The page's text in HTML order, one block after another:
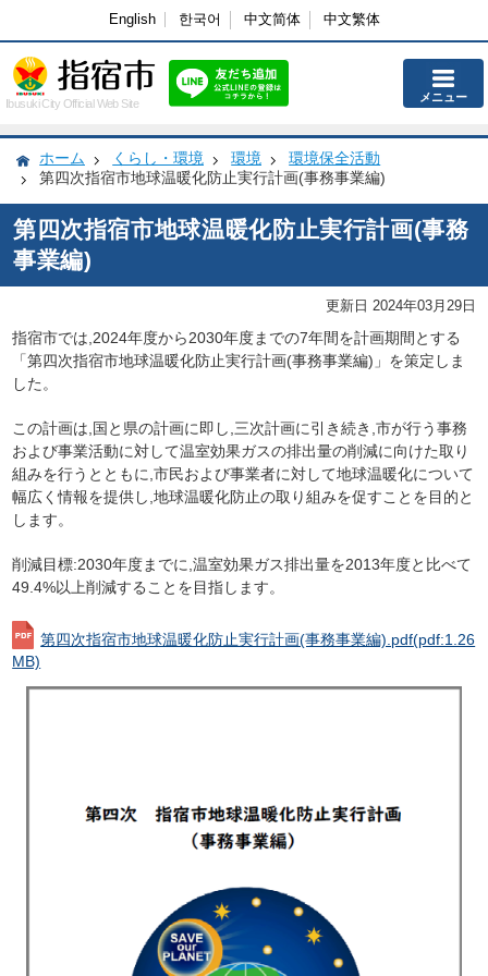
English 한국어 中文简体 中文繁体
Ibusuki City Official Web Site メニュー
ホーム くらし・環境 環境
環境保全活動
第四次指宿市地球温暖化防止実行計画(事務事業編)
第四次指宿市地球温暖化防止実行計画(事務
事業編)
更新日 2024年03月29日
指宿市では,2024年度から2030年度までの7年間を計画期間とする
「第四次指宿市地球温暖化防止実行計画(事務事業編)」を策定しま
した。
この計画は,国と県の計画に即し,三次計画に引き続き,市が行う事務
および事業活動に対して温室効果ガスの排出量の削減に向けた取り
組みを行うとともに,市民および事業者に対して地球温暖化について
幅広く情報を提供し,地球温暖化防止の取り組みを促すことを目的と
します。
削減目標:2030年度までに,温室効果ガス排出量を2013年度と比べて
49.4%以上削減することを目指します。
第四次指宿市地球温暖化防止実行計画(事務事業編).pdf(pdf:1.26
MB)